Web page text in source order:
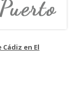
en El